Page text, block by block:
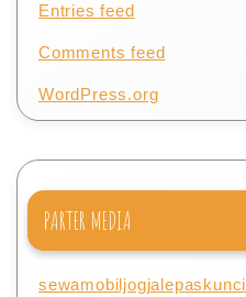
Entries feed
Comments feed
WordPress.org
PARTER MEDIA
sewamobiljogjalepaskunci